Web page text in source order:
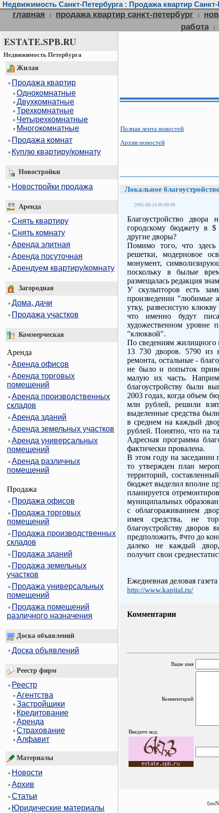
Недвижимость Санкт-Петербурга : Продажа квартир
главная | продажа квартир санкт-петербург |
работа
|
ESTATE.SPB.RU
Недвижимость Петербурга
Жилая
Продажа квартир
Однокомнатные
Двухкомнатные
Трехкомнатные
Четырехкомнатные
Многокомнатные
Продажа комнат
Куплю квартиру/комнату
Новостройки
Новостройки продажа
Аренда
Снять квартиру
Снять комнату
Аренда элитная
Аренда посуточная
Арендуем квартиру/комнату
Загородная
Дома, дачи
Продажа участков
Коммерческая
Аренда
Аренда офисов
Аренда торговых
помещений
Аренда производственных
складов
Аренда зданий
Аренда земельных участков
Аренда универсальных
помещений
Аренда различных
помещений
Продажа
Продажа офисов
Продажа торговых
помещений
Продажа производственных
складов
Продажа зданий
Продажа земельных
участков
Продажа универсальных
помещений
Продажа помещений
различного назначения
Доска объявлений
Доска объявлений
Реестр фирм
Реестр
Агентства
Застройщики
Кредитование
Аренда
Страхование
Алфавит
Материалы
Новости
Архив
Статьи
Юридические материалы
Полная лента новостей
Архив новостей
Локальное
2005-08-24 00:00:00
Благоустройство двора
городскому бюджету в $
другие дворы?
Помимо того, что
решетки, модерновое
монумент,
поскольку в былые
размещалась редакция
У скульпторов есть
произведении "любимые
утку, развесистую
что именно будут
художественном уровне
"клюквой".
По сведениям жилищного
13 730 дворов. 5790 из
ремонта, остальные -
не было и попыток
малую их часть.
благоустройству были
2003 годах, когда объем
млн рублей, решили
выделенные средства
в среднем на каждый
рублей. Понятно, что на
Адресная программа
фактически провалена.
В этом году на заседании
то утвержден план
территорий,
бюджет выделил вполне
планируется
муниципальных
с облагораживанием
имея средства, не
благоустройству
предположить, #что до
далеко не каждый
получит свои
Ежедневная деловая
http://www.kapital.ru/
Комментарии
Ваше имя
Комментарий
Введите код: